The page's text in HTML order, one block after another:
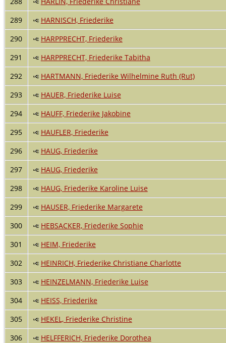
289
HARNISCH, Friederike
290
HARPPRECHT, Friederike
291
HARPPRECHT, Friederike Tabitha
292
HARTMANN, Friederike Wilhelmine Ruth (Rut)
293
HAUER, Friederike Luise
294
HAUFF, Friederike Jakobine
295
HAUFLER, Friederike
296
HAUG, Friederike
297
HAUG, Friederike
298
HAUG, Friederike Karoline Luise
299
HAUSER, Friederike Margarete
300
HEBSACKER, Friederike Sophie
301
HEIM, Friederike
302
HEINRICH, Friederike Christiane Charlotte
303
HEINZELMANN, Friederike Luise
304
HEISS, Friederike
305
HEKEL, Friederike Christine
306
HELFFERICH, Friederike Dorothea